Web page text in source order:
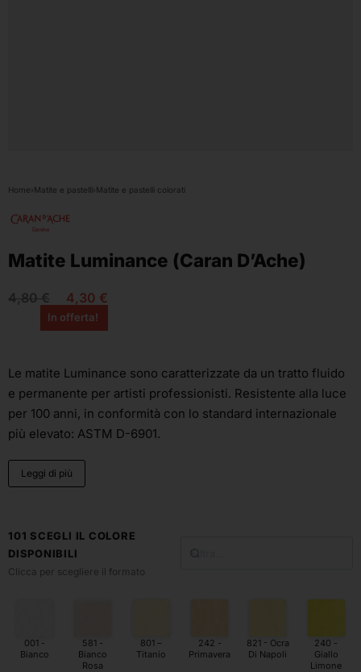
Home›Matite e pastelli›Matite e pastelli colorati
Matite Luminance (Caran D’Ache)
4,80€ 4,30 €
In offerta!
Le matite Luminance sono caratterizzate da un tratto fluido
e permanente per artisti professionisti. Resistente alla luce
per 100 anni, in conformità con lo standard internazionale
più elevato: ASTM D-6901.
Leggi di più
101 SCEGLI IL COLORE
DISPONIBILI
Clicca per scegliere il formato
001 -
Bianco
581 -
Bianco
Rosa
801 –
Titanio
242 -
Primavera
821 - Ocra
Di Napoli
240 -
Giallo
Limone